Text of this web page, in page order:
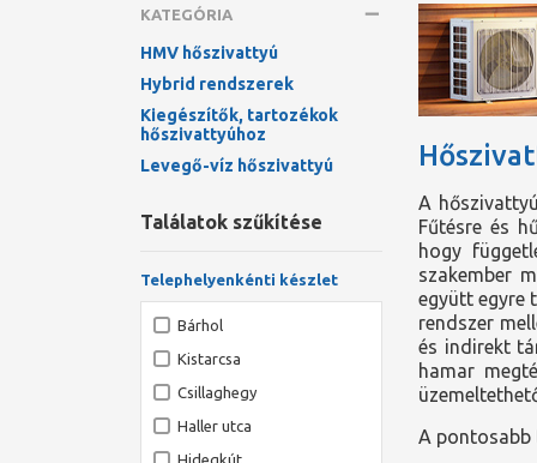
A
Fűtésre és
hogy
szakember
együtt egyre
rendszer
és indirekt
hamar
A pontosabb
Találatok szűkítése
KATEGÓRIA
HMV hőszivattyú
Hybrid rendszerek
Kiegészítők, tartozékok
hőszivattyúhoz
Levegő-víz hőszivattyú
Telephelyenkénti készlet
Bárhol
Kistarcsa
Csillaghegy
Haller utca
Hidegkút